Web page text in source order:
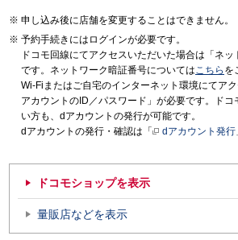
申し込み後に店舗を変更することはできません。
予約手続きにはログインが必要です。
ドコモ回線にてアクセスいただいた場合は「ネ
です。ネットワーク暗証番号についてはこちら を
Wi-Fiまたはご自宅のインターネット環境にてア
アカウントのID／パスワード」が必要です。ド
い方も、dアカウントの発行が可能です。
dアカウントの発行・確認は「
dアカウント発行
ドコモショップを表示
量販店などを表示